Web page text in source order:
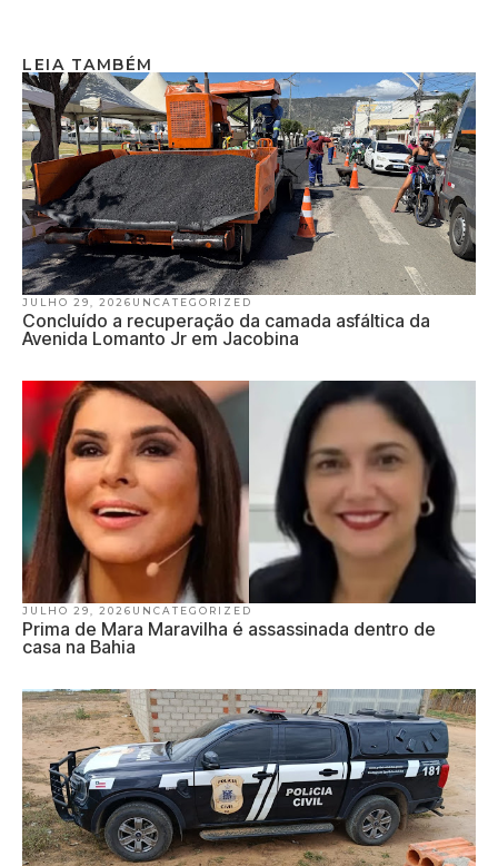
LEIA TAMBÉM
JULHO 29, 2026 UNCATEGORIZED
Concluído a recuperação da camada asfáltica da
Avenida Lomanto Jr em Jacobina
JULHO 29, 2026 UNCATEGORIZED
Prima de Mara Maravilha é assassinada dentro de
casa na Bahia